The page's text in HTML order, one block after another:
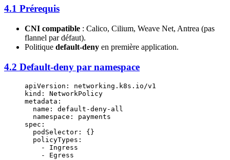
4.1 Prérequis
CNI compatible : Calico, Cilium, Weave Net, Antrea (pas
flannel par défaut).
Politique default-deny en première application.
4.2 Default-deny par namespace
apiVersion : networking.k8s.io/v1
kind : NetworkPolicy
metadata :
  name
: default-deny-all
  namespace
: payments
spec :
  podSelector
: {}
  policyTypes
:
    -
Ingress
    -
Egress